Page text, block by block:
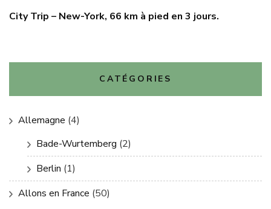
City Trip – New-York, 66 km à pied en 3 jours.
CATÉGORIES
Allemagne (4)
Bade-Wurtemberg (2)
Berlin (1)
Allons en France (50)